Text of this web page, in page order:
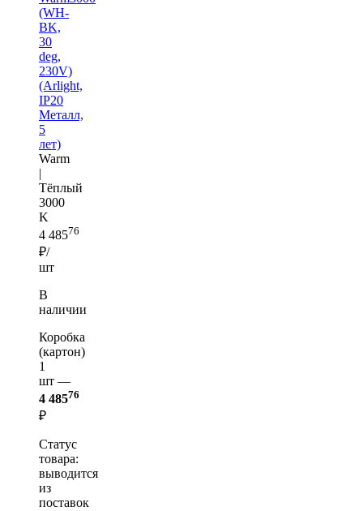
(WH-
BK,
30
deg,
230V)
(Arlight,
IP20
Металл,
5
лет)
Warm
|
Тёплый
3000
K
4 48576
₽/
шт
В
наличии
Коробка
(картон)
1
шт —
4 48576
₽
Статус
товара:
выводится
из
поставок